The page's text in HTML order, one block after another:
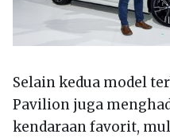
Selain kedua model
Pavilion juga
kendaraan favorit,